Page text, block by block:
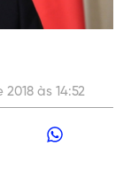
às 14:52